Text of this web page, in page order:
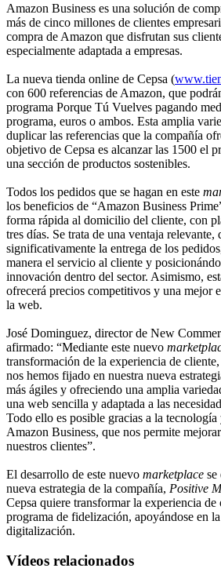
Amazon Business es una solución de
más de cinco millones de clientes
compra de Amazon que disfrutan sus
especialmente adaptada a empresas.
La nueva tienda online de Cepsa (
con 600 referencias de Amazon, que
programa Porque Tú Vuelves pagando
programa, euros o ambos. Esta amplia
duplicar las referencias que la compañía
objetivo de Cepsa es alcanzar las 1500 el
una sección de productos sostenibles.
Todos los pedidos que se hagan en este
los beneficios de “Amazon Business
forma rápida al domicilio del cliente, con
tres días. Se trata de una ventaja
significativamente la entrega de los
manera el servicio al cliente y
innovación dentro del sector. Asimismo,
ofrecerá precios competitivos y una mejor
la web.
José Dominguez, director de New
afirmado: “Mediante este nuevo
transformación de la experiencia de
nos hemos fijado en nuestra nueva
más ágiles y ofreciendo una amplia
una web sencilla y adaptada a las
Todo ello es posible gracias a la
Amazon Business, que nos permite
nuestros clientes”.
El desarrollo de este nuevo marketplace se
nueva estrategia de la compañía, Positive
Cepsa quiere transformar la experiencia de
programa de fidelización, apoyándose en
digitalización.
Vídeos relacionados